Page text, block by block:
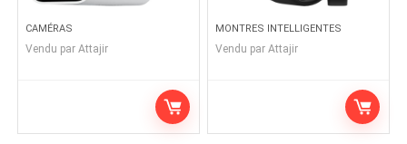
CAMÉRAS
Vendu par Attajir
MONTRES INTELLIGENTES
Vendu par Attajir